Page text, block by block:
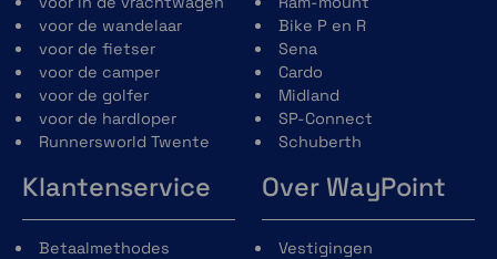
voor de wandelaar
voor de fietser
voor de camper
voor de golfer
voor de hardloper
Runnersworld Twente
Bike P en R
Sena
Cardo
Midland
SP-Connect
Schuberth
Klantenservice
Betaalmethodes
Over WayPoint
Vestigingen